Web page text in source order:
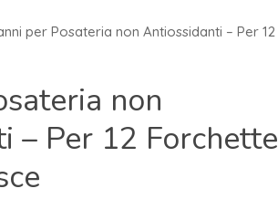
per Posateria non Antiossidanti – Per 12
non
– Per 12 Forchette